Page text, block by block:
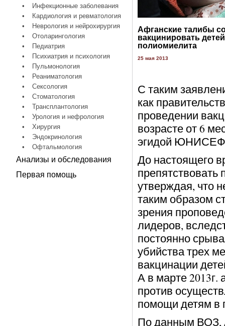
•
Инфекционные заболевания
•
Кардиология и ревматология
•
Неврология и нейрохирургия
•
Отоларингология
•
Педиатрия
•
Психиатрия и психология
•
Пульмонология
•
Реаниматология
•
Сексология
•
Стоматология
•
Трансплантология
•
Урология и нефрология
•
Хирургия
•
Эндокринология
•
Офтальмология
Анализы и обследования
Первая помощь
Афганские талибы
вакцинировать
полиомиелита
25 мая 2013
С таким
как
проведении
возрасте от 6
эгидой
До настоящего
утверждая, что
таким образом
зрения
лидеров,
постоянно
убийства трех
вакцинации
А в марте 2013г.
против
помощи детям в
По данным ВОЗ,